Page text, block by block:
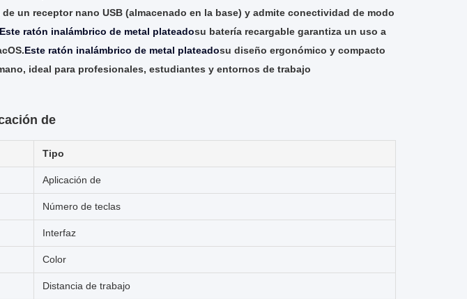
un receptor nano USB (almacenado en la base) y admite conectividad de modo
Este ratón inalámbrico de metal plateadosu batería recargable garantiza un uso a
Este ratón inalámbrico de metal plateadosu diseño ergonómico y compacto
ideal para profesionales, estudiantes y entornos de trabajo
de
Tipo
Aplicación de
Número de teclas
Interfaz
Color
Distancia de trabajo